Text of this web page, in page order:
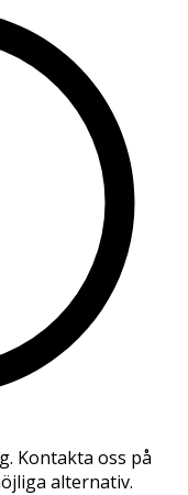
Kontakta oss på
alternativ.